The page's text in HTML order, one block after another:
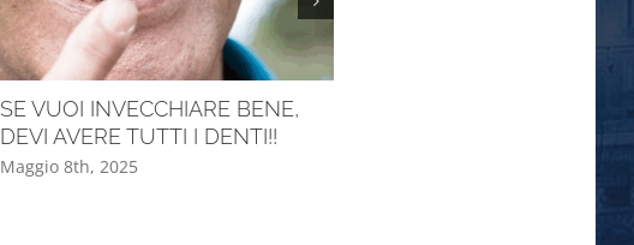
SE VUOI INVECCHIARE BENE,
DEVI AVERE TUTTI I DENTI!!
Maggio 8th, 2025